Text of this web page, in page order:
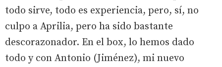
todo sirve, todo es experiencia, pero, sí, no
culpo a Aprilia, pero ha sido bastante
descorazonador. En el box, lo hemos dado
todo y con Antonio (Jiménez), mi nuevo